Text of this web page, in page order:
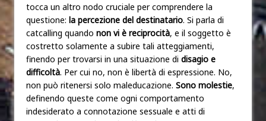
tocca un altro nodo cruciale per comprendere la
questione: la percezione del destinatario. Si parla di
catcalling quando non vi è reciprocità, e il soggetto è
costretto solamente a subire tali atteggiamenti,
finendo per trovarsi in una situazione di disagio e
difficoltà. Per cui no, non è libertà di espressione. No,
non può ritenersi solo maleducazione. Sono molestie,
definendo queste come ogni comportamento
indesiderato a connotazione sessuale e atti di